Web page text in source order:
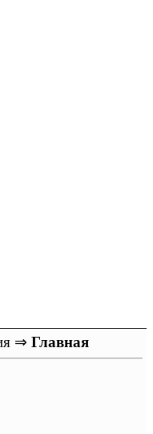
⇒ Главная